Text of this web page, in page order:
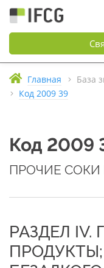
Главная База
Код 2009 39
Код 2009
ПРОЧИЕ
РАЗДЕЛ